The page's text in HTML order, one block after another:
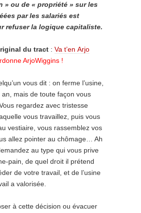
» ou de « propriété » sur les
par les salariés est
refuser la logique capitaliste.
du tract : Va t’en Arjo
ArjoWiggins !
vous dit : on ferme l’usine,
mais de toute façon vous
regardez avec tristesse
vous travaillez, puis vous
vestiaire, vous rassemblez vos
allez pointer au chômage… Ah
au type qui vous prive
pain, de quel droit il prétend
de votre travail, et de l’usine
a valorisée.
à cette décision ou évacuer